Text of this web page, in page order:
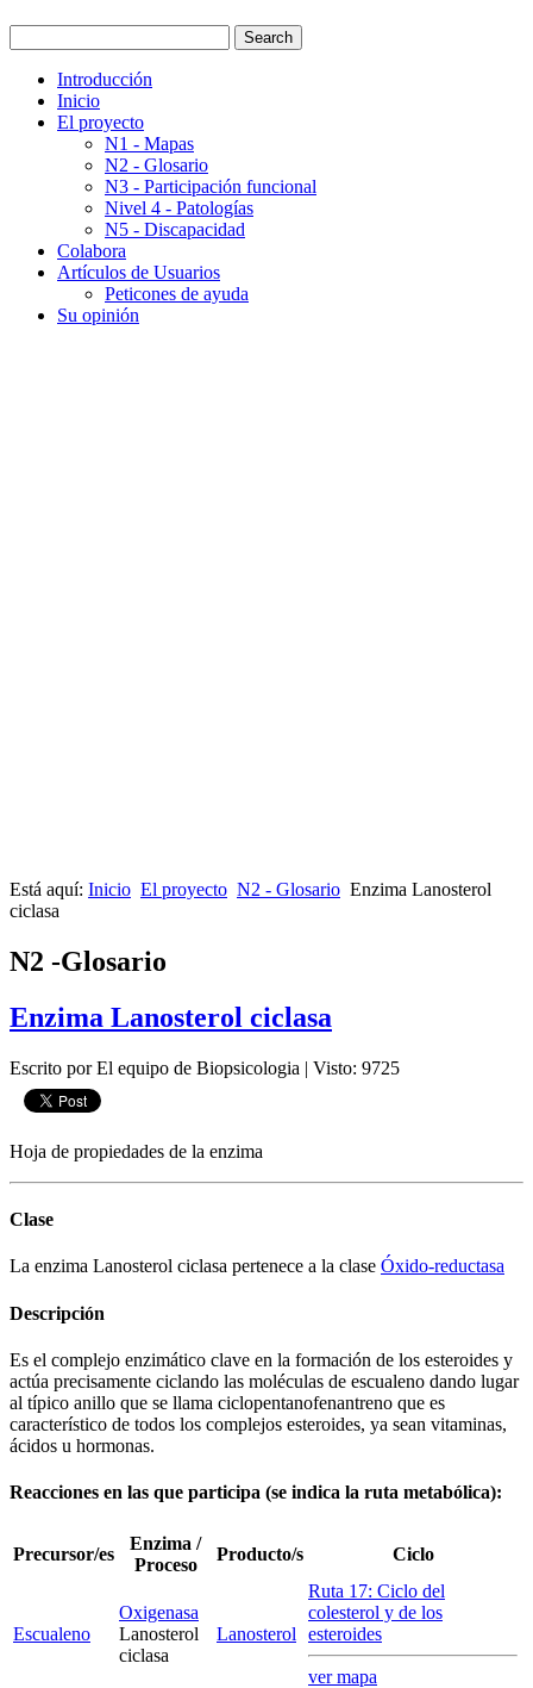
Introducción
Inicio
El proyecto
N1 - Mapas
N2 - Glosario
N3 - Participación funcional
Nivel 4 - Patologías
N5 - Discapacidad
Colabora
Artículos de Usuarios
Peticones de ayuda
Su opinión
Está aquí: Inicio El proyecto N2 - Glosario Enzima Lanosterol
ciclasa
N2 -Glosario
Enzima Lanosterol ciclasa
Escrito por El equipo de Biopsicologia | Visto: 9725
Hoja de propiedades de la enzima
Clase
La enzima Lanosterol ciclasa pertenece a la clase Óxido-reductasa
Descripción
Es el complejo enzimático clave en la formación de los esteroides y
actúa precisamente ciclando las moléculas de escualeno dando lugar
al típico anillo que se llama ciclopentanofenantreno que es
característico de todos los complejos esteroides, ya sean vitaminas,
ácidos u hormonas.
Reacciones en las que participa (se indica la ruta metabólica):
Precursor/es
Enzima /
Proceso
Producto/s Ciclo
Escualeno
Oxigenasa
Lanosterol
ciclasa
Lanosterol
Ruta 17: Ciclo del
colesterol y de los
esteroides
ver mapa